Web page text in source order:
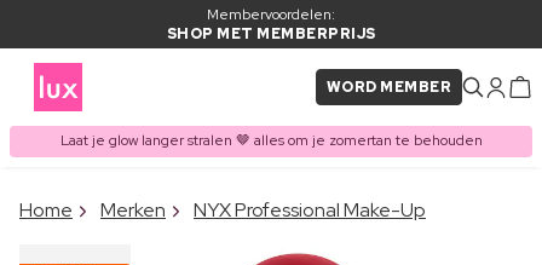
Membervoordelen:
SHOP MET MEMBERPRIJS
WORD MEMBER
Laat je glow langer stralen 🤎 alles om je zomertan te behouden
ITEM TOEGEVOEGD AAN
Vaak samen gekocht met
Home Merken NYX Professional Make-Up